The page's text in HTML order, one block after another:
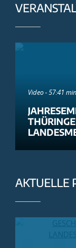
Video - 57:41 min
AKTUELLE